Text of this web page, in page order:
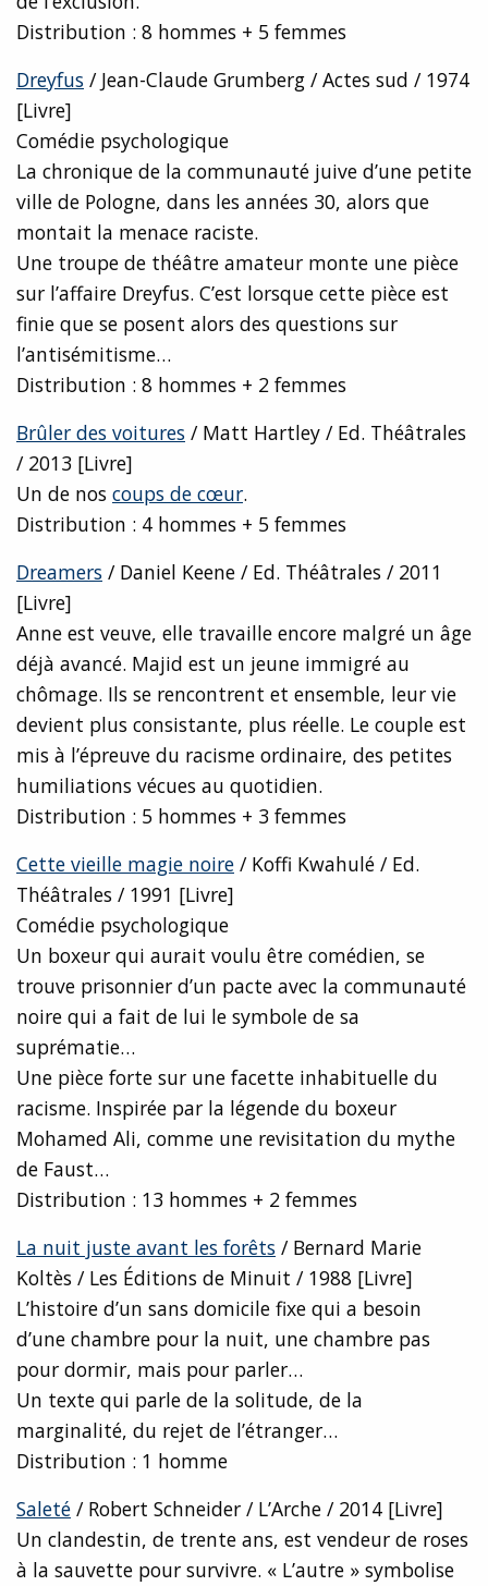
Distribution : 8 hommes + 5 femmes
Dreyfus / Jean-Claude Grumberg / Actes sud / 1974
[Livre]
Comédie psychologique
La chronique de la communauté juive d’une petite
ville de Pologne, dans les années 30, alors que
montait la menace raciste.
Une troupe de théâtre amateur monte une pièce
sur l’affaire Dreyfus. C’est lorsque cette pièce est
finie que se posent alors des questions sur
l’antisémitisme…
Distribution : 8 hommes + 2 femmes
Brûler des voitures / Matt Hartley / Ed. Théâtrales
/ 2013 [Livre]
Un de nos coups de cœur.
Distribution : 4 hommes + 5 femmes
Dreamers / Daniel Keene / Ed. Théâtrales / 2011
[Livre]
Anne est veuve, elle travaille encore malgré un âge
déjà avancé. Majid est un jeune immigré au
chômage. Ils se rencontrent et ensemble, leur vie
devient plus consistante, plus réelle. Le couple est
mis à l’épreuve du racisme ordinaire, des petites
humiliations vécues au quotidien.
Distribution : 5 hommes + 3 femmes
Cette vieille magie noire / Koffi Kwahulé / Ed.
Théâtrales / 1991 [Livre]
Comédie psychologique
Un boxeur qui aurait voulu être comédien, se
trouve prisonnier d’un pacte avec la communauté
noire qui a fait de lui le symbole de sa
suprématie…
Une pièce forte sur une facette inhabituelle du
racisme. Inspirée par la légende du boxeur
Mohamed Ali, comme une revisitation du mythe
de Faust…
Distribution : 13 hommes + 2 femmes
La nuit juste avant les forêts / Bernard Marie
Koltès / Les Éditions de Minuit / 1988 [Livre]
L’histoire d’un sans domicile fixe qui a besoin
d’une chambre pour la nuit, une chambre pas
pour dormir, mais pour parler…
Un texte qui parle de la solitude, de la
marginalité, du rejet de l’étranger…
Distribution : 1 homme
Saleté / Robert Schneider / L’Arche / 2014 [Livre]
Un clandestin, de trente ans, est vendeur de roses
à la sauvette pour survivre. « L’autre » symbolise